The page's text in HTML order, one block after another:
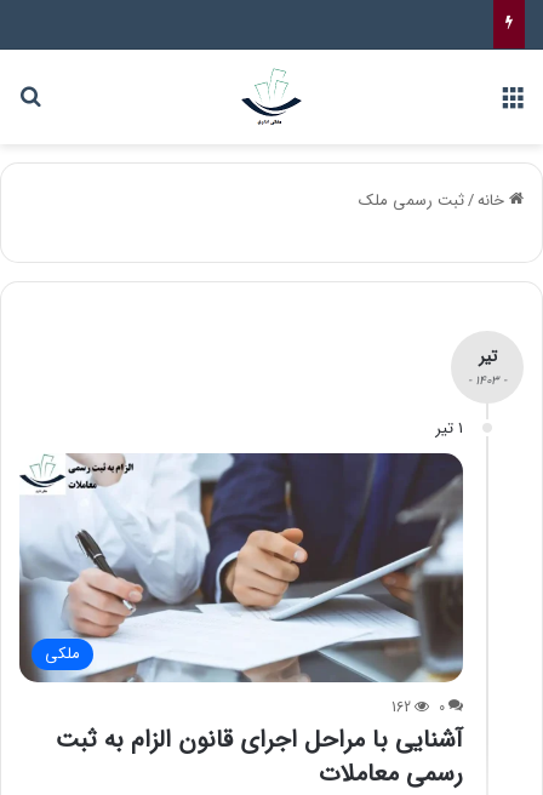
خانه/ثبت رسمی ملک
تیر
- 1403 -
1 تیر
ملکی
0
162
آشنایی با مراحل اجرای قانون الزام به ثبت
رسمی معاملات